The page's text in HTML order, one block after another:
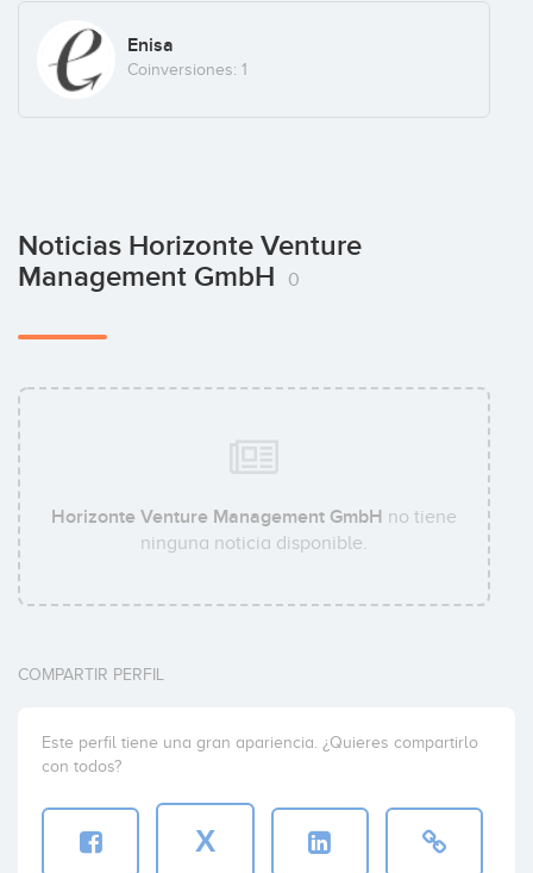
Enisa
Coinversiones: 1
Noticias Horizonte Venture
Management GmbH
0
Horizonte Venture Management GmbH no tiene
ninguna noticia disponible.
COMPARTIR PERFIL
Este perfil tiene una gran apariencia. ¿Quieres compartirlo
con todos?
X